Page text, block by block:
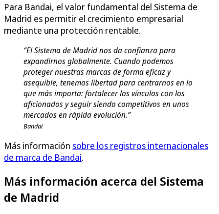
Para Bandai, el valor fundamental del Sistema de
Madrid es permitir el crecimiento empresarial
mediante una protección rentable.
“El Sistema de Madrid nos da confianza para
expandirnos globalmente. Cuando podemos
proteger nuestras marcas de forma eficaz y
asequible, tenemos libertad para centrarnos en lo
que más importa: fortalecer los vínculos con los
aficionados y seguir siendo competitivos en unos
mercados en rápida evolución.”
Bandai
Más información sobre los registros internacionales
de marca de Bandai.
Más información acerca del Sistema
de Madrid